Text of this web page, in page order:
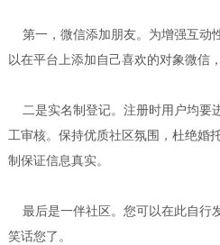
第一，微信添加朋友。为增强互动
以在平台上添加自己喜欢的对象微信
二是实名制登记。注册时用户均要
工审核。保持优质社区氛围，杜绝婚
制保证信息真实。
最后是一伴社区。您可以在此自行
笑话您了。